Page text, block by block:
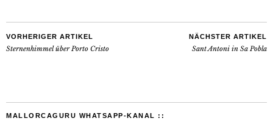
VORHERIGER ARTIKEL
Sternenhimmel über Porto Cristo
NÄCHSTER ARTIKEL
Sant Antoni in Sa Pobla
MALLORCAGURU WHATSAPP-KANAL ::